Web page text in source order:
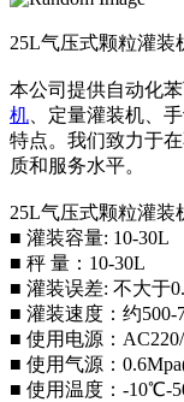
25L气压式颗粒灌装
本公司提供自动化苯
机 、定量灌装机、
特点。我们致力于
质和服务水平。
25L气压式颗粒灌装
■ 灌装容量: 10-30L
■ 秤 量：10-30L
■ 灌装误差: 不大于
■ 灌装速度：约500-
■ 使用电源：
■ 使用气源：
■ 使用温度：-10℃-